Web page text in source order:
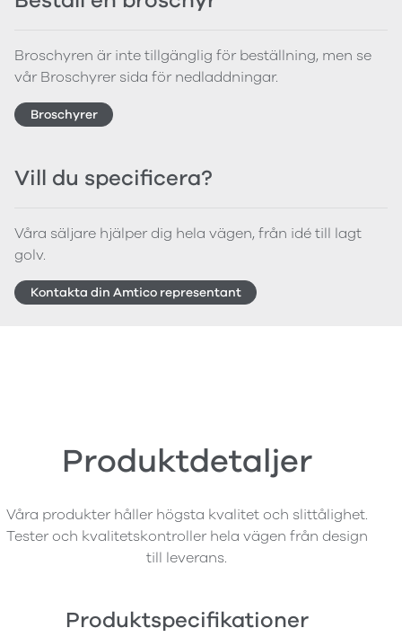
Broschyren är inte tillgänglig för beställning, men se
vår Broschyrer sida för nedladdningar.
Broschyrer
Vill du specificera?
Våra säljare hjälper dig hela vägen, från idé till lagt
golv.
Kontakta din Amtico representant
Produktdetaljer
Våra produkter håller högsta kvalitet och slittålighet.
Tester och kvalitetskontroller hela vägen från design
till leverans.
Produktspecifikationer